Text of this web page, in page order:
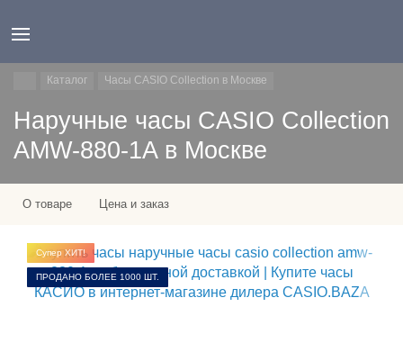
Каталог Часы CASIO Collection в Москве
Наручные часы CASIO Collection
AMW-880-1A в Москве
О товаре Цена и заказ
Супер ХИТ!
ПРОДАНО БОЛЕЕ 1000 ШТ.